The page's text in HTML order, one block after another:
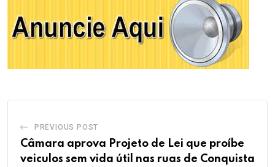
PREVIOUS POST
Câmara aprova Projeto de Lei que proíbe
veiculos sem vida útil nas ruas de Conquista